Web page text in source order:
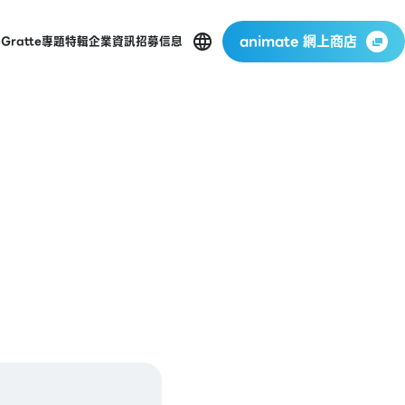
Gratte專題特輯企業資訊招募信息 animate 網上商店